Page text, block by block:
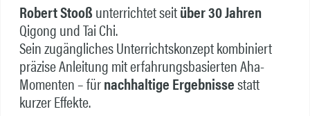
Robert Stooßunterrichtet seitüber 30 Jahren
Qigong und Tai Chi.
Sein zugängliches Unterrichtskonzept kombiniert
präzise Anleitung mit erfahrungsbasierten Aha-
Momenten – fürnachhaltige Ergebnissestatt
kurzer Effekte.